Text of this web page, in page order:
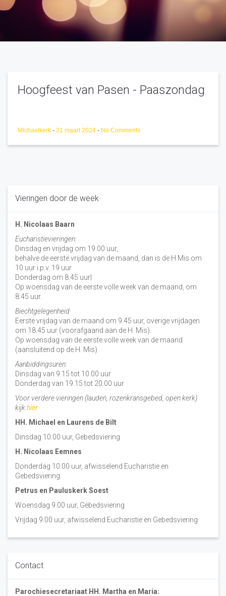
Hoogfeest van Pasen - Paaszondag
Michaelkerk - 31 maart 2024 - No Comments
Vieringen door de week
H. Nicolaas Baarn
Eucharistievieringen:
Dinsdag en vrijdag om 19.00 uur,
behalve de eerste vrijdag van de maand, dan is de H Mis om
10 uur i.p.v. 19 uur
Donderdag om 8.45 uur|
Op woensdag van de eerste volle week van de maand, om
8:45 uur.
Biechtgelegenheid
Eerste vrijdag van de maand om 9.45 uur, overige vrijdagen
om 18.45 uur (voorafgaand aan de H. Mis).
Op woensdag van de eerste volle week van de maand
(aansluitend op de H. Mis)
Aanbiddingsuren:
Dinsdag van 9.15 tot 10.00 uur
Donderdag van 19.15 tot 20.00 uur
Voor verdere vieringen (lauden, rozenkransgebed, open kerk)
kijkhier
HH. Michael en Laurens de Bilt
Dinsdag 10:00 uur, Gebedsviering
H. Nicolaas Eemnes
Donderdag 10.00 uur, afwisselend Eucharistie en
Gebedsviering
Petrus en Pauluskerk Soest
Woensdag 9.00 uur, Gebedsviering
Vrijdag 9.00 uur, afwisselend Eucharistie en Gebedsviering
Contact
Parochiesecretariaat HH. Martha en Maria: